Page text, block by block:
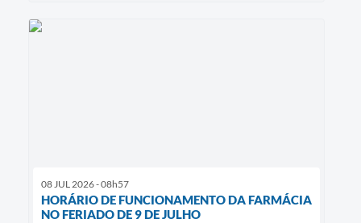
08 JUL 2026 - 08h57
HORÁRIO DE FUNCIONAMENTO DA FARMÁCIA
NO FERIADO DE 9 DE JULHO